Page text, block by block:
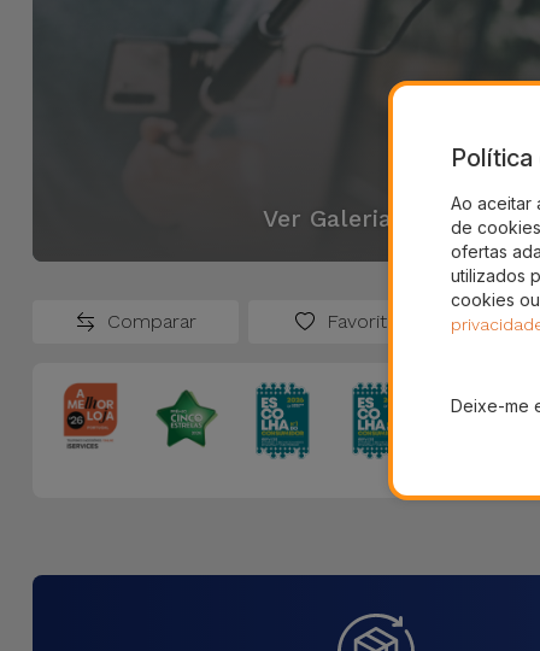
Ver Galeria
Comparar Favoritos
Política
Ao aceitar
de
ofertas
utilizados
cookies
Deixe-me